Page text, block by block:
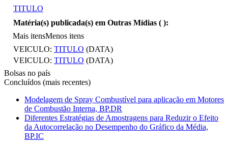
TITULO
Matéria(s) publicada(s) em Outras Mídias ( ):
Mais itensMenos itens
VEICULO: TITULO (DATA)
VEICULO: TITULO (DATA)
Bolsas no país
Concluídos (mais recentes)
Modelagem de Spray Combustível para aplicação em Motores
de Combustão Interna, BP.DR
Diferentes Estratégias de Amostragens para Reduzir o Efeito
da Autocorrelação no Desempenho do Gráfico da Média,
BP.IC